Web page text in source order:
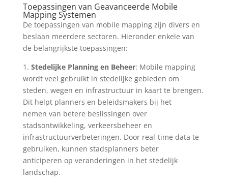
Toepassingen van Geavanceerde Mobile
Mapping Systemen
De toepassingen van mobile mapping zijn divers en
beslaan meerdere sectoren. Hieronder enkele van
de belangrijkste toepassingen:
1. Stedelijke Planning en Beheer: Mobile mapping
wordt veel gebruikt in stedelijke gebieden om
steden, wegen en infrastructuur in kaart te brengen.
Dit helpt planners en beleidsmakers bij het
nemen van betere beslissingen over
stadsontwikkeling, verkeersbeheer en
infrastructuurverbeteringen. Door real-time data te
gebruiken, kunnen stadsplanners beter
anticiperen op veranderingen in het stedelijk
landschap.